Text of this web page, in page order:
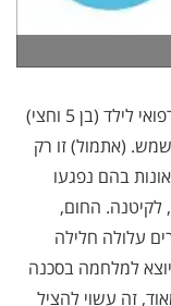
צוותי הרפואה של איחוד הצלה העניקו סיוע רפואי לילד (בן 5 וחצי)
(אתמול) זו רק
בהם נפגעו
לקיטנה. החום,
עלולה חלילה
למלחמה בסכנה
זה עשוי להציל